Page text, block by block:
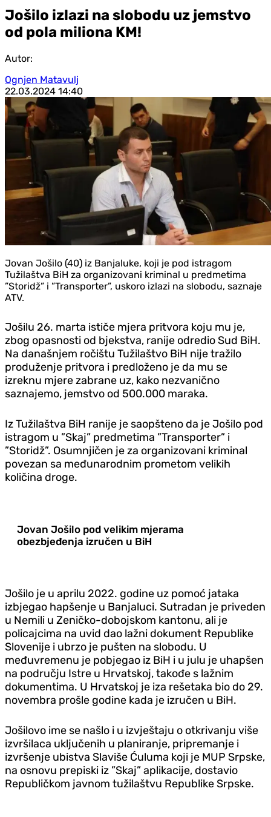
Jošilo izlazi na slobodu uz jemstvo
od pola miliona KM!
Autor:
Ognjen Matavulj
22.03.2024 14:40
Jovan Jošilo (40) iz Banjaluke, koji je pod istragom
Tužilaštva BiH za organizovani kriminal u predmetima
”Storidž” i ”Transporter”, uskoro izlazi na slobodu, saznaje
ATV.
Jošilu 26. marta ističe mjera pritvora koju mu je,
zbog opasnosti od bjekstva, ranije odredio Sud BiH.
Na današnjem ročištu Tužilaštvo BiH nije tražilo
produženje pritvora i predloženo je da mu se
izreknu mjere zabrane uz, kako nezvanično
saznajemo, jemstvo od 500.000 maraka.
Iz Tužilaštva BiH ranije je saopšteno da je Jošilo pod
istragom u ”Skaj” predmetima ”Transporter” i
”Storidž”. Osumnjičen je za organizovani kriminal
povezan sa međunarodnim prometom velikih
količina droge.
Jovan Jošilo pod velikim mjerama
obezbjeđenja izručen u BiH
Jošilo je u aprilu 2022. godine uz pomoć jataka
izbjegao hapšenje u Banjaluci. Sutradan je priveden
u Nemili u Zeničko-dobojskom kantonu, ali je
policajcima na uvid dao lažni dokument Republike
Slovenije i ubrzo je pušten na slobodu. U
međuvremenu je pobjegao iz BiH i u julu je uhapšen
na području Istre u Hrvatskoj, takođe s lažnim
dokumentima. U Hrvatskoj je iza rešetaka bio do 29.
novembra prošle godine kada je izručen u BiH.
Jošilovo ime se našlo i u izvještaju o otkrivanju više
izvršilaca uključenih u planiranje, pripremanje i
izvršenje ubistva Slaviše Ćuluma koji je MUP Srpske,
na osnovu prepiski iz ”Skaj” aplikacije, dostavio
Republičkom javnom tužilaštvu Republike Srpske.